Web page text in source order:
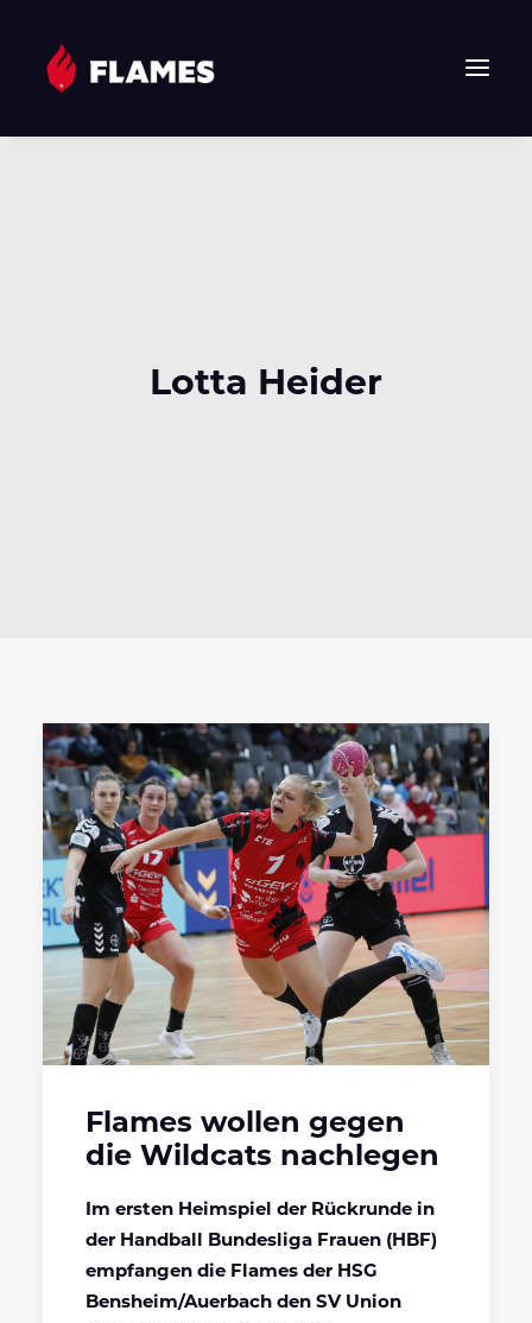
Lotta Heider
Flames wollen gegen
die Wildcats nachlegen
Im ersten Heimspiel der Rückrunde in
der Handball Bundesliga Frauen (HBF)
empfangen die Flames der HSG
Bensheim/Auerbach den SV Union